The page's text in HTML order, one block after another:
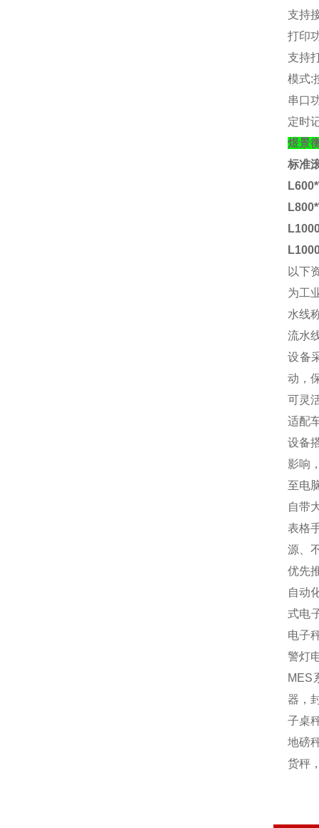
支持
打印
支持
模式:
串口
定时
煜景
标准
以下
为工
水线
流水
设备
动，
可灵
适配
设备
影响
至电
自带
表格
源、
优先
自动
式电
电子
警灯
MES
器，
子桌
地磅
货秤